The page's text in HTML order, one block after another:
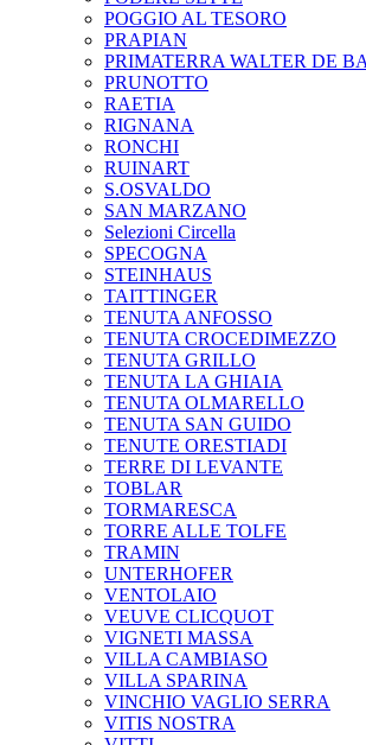
POGGIO AL TESORO
PRAPIAN
PRIMATERRA WALTER DE
PRUNOTTO
RAETIA
RIGNANA
RONCHI
RUINART
S.OSVALDO
SAN MARZANO
Selezioni Circella
SPECOGNA
STEINHAUS
TAITTINGER
TENUTA ANFOSSO
TENUTA CROCEDIMEZZO
TENUTA GRILLO
TENUTA LA GHIAIA
TENUTA OLMARELLO
TENUTA SAN GUIDO
TENUTE ORESTIADI
TERRE DI LEVANTE
TOBLAR
TORMARESCA
TORRE ALLE TOLFE
TRAMIN
UNTERHOFER
VENTOLAIO
VEUVE CLICQUOT
VIGNETI MASSA
VILLA CAMBIASO
VILLA SPARINA
VINCHIO VAGLIO SERRA
VITIS NOSTRA